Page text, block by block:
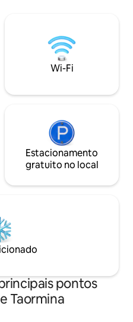
para a
pé. A vila
ou
e o
Wi-Fi
Estacionamento
gratuito no local
pontos
Taormina